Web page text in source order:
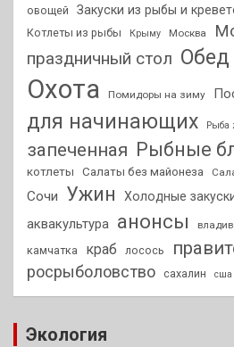
овощей
Закуски из рыбы и
Котлеты из рыбы Крыму Москва
праздничный стол Обед
Охота Помидоры на зиму
для начинающих
Рыба
запеченная Рыбные
котлеты
Салаты без майонеза
Сочи
Ужин Холодные
аквакультура анонсы
камчатка краб лосось
росрыболовство сахалин сша
Экология